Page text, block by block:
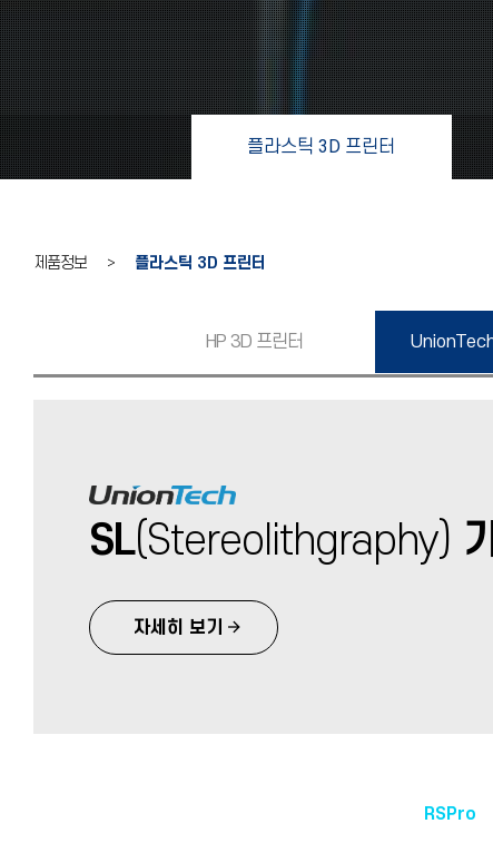
플라스틱 3D 프린터
제품정보 > 플라스틱 3D 프린터
HP 3D 프린터
SL(Stereolithgraphy)
자세히 보기
RSPro